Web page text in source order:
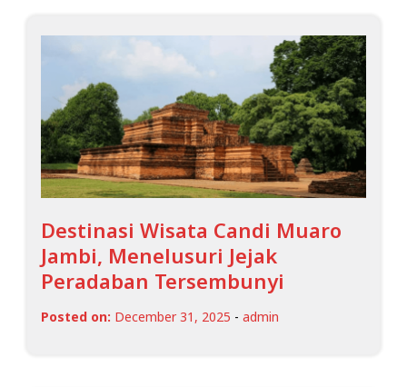
Destinasi Wisata Candi Muaro
Jambi, Menelusuri Jejak
Peradaban Tersembunyi
Posted on: December 31, 2025 - admin